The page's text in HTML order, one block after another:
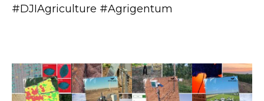
#DJIAgriculture #Agrigentum